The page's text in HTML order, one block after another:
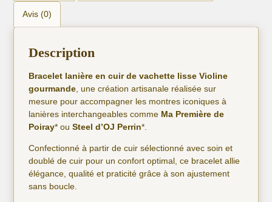
Avis (0)
Description
Bracelet lanière en cuir de vachette lisse Violine
gourmande , une création artisanale réalisée sur
mesure pour accompagner les montres iconiques à
lanières interchangeables comme Ma Première de
Poiray* ouSteel d’OJ Perrin*.
Confectionné à partir de cuir sélectionné avec soin et
doublé de cuir pour un confort optimal, ce bracelet allie
élégance, qualité et praticité grâce à son ajustement
sans boucle.